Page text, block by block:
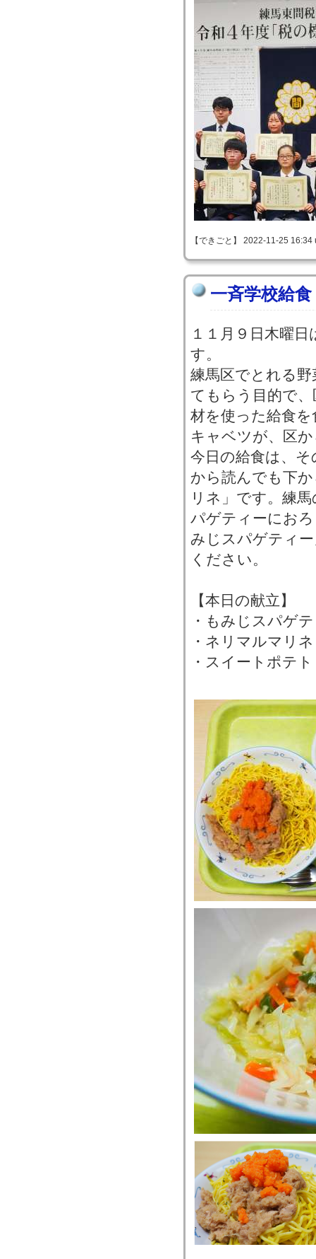
【できごと】 2022-11-25
一斉学校給
１１月９日木曜
す。
練馬区でとれる
てもらう目的で
材を使った給食
キャベツが、区
今日の給食は、
から読んでも下
リネ」です。練
パゲティーにお
みじスパゲティ
ください。
【本日の献立】
・もみじスパゲ
・ネリマルマリネ
・スイートポテト